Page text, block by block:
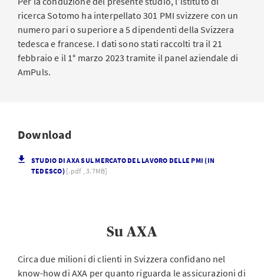
ricerca Sotomo ha interpellato 301 PMI svizzere con un
numero pari o superiore a 5 dipendenti della Svizzera
tedesca e francese. I dati sono stati raccolti tra il 21
febbraio e il 1° marzo 2023 tramite il panel aziendale di
AmPuls.
Download
STUDIO DI AXA SUL MERCATO DEL LAVORO DELLE PMI (IN
TEDESCO) [.pdf , 3.7MB]
Su AXA
Circa due milioni di clienti in Svizzera confidano nel
know-how di AXA per quanto riguarda le assicurazioni di